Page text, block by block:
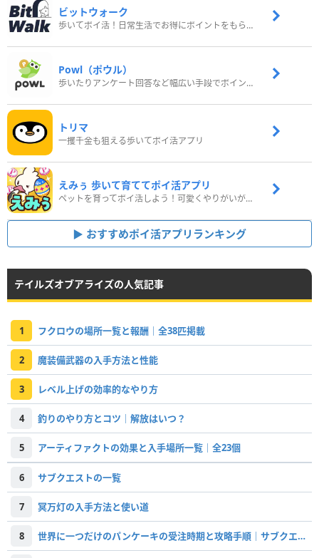
ビットウォーク
歩いてポイ活！日常生活でお得にポイントをもらおう
Powl（ポウル）
歩いたりアンケート回答など幅広い手段でポイントをゲット
トリマ
一攫千金も狙える歩いてポイ活アプリ
えみぅ 歩いて育ててポイ活アプリ
ペットを育ってポイ活しよう！可愛くやりがいがある新感覚アプリ
おすすめポイ活アプリランキング
テイルズオブアライズの人気記事
1 フクロウの場所一覧と報酬｜全38匹掲載
2 魔装備武器の入手方法と性能
3 レベル上げの効率的なやり方
4 釣りのやり方とコツ｜解放はいつ？
5 アーティファクトの効果と入手場所一覧｜全23個
6 サブクエストの一覧
7 冥万灯の入手方法と使い道
8 世界に一つだけのパンケーキの受注時期と攻略手順｜サブクエスト